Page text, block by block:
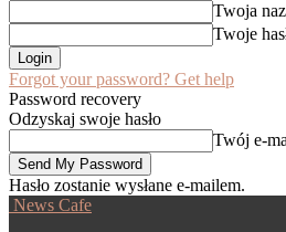
Twoja
Twoje
Forgot your password? Get help
Password recovery
Odzyskaj swoje hasło
Twój e-
Hasło zostanie wysłane e-mailem.
News Cafe